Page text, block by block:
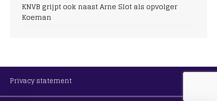
KNVB grijpt ook naast Arne Slot als opvolger
Koeman
Privacy statement